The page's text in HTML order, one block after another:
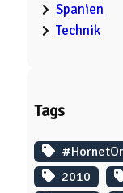
Spanien
Technik
Tags
2010